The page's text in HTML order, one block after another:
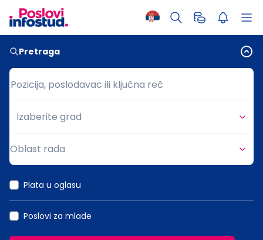
Pretraga
Pozicija, poslodavac ili ključna reč
Pozicija, poslodavac ili ključna reč
Grad
Izaberite grad
Oblast rada
Plata u oglasu
Poslovi za mlade